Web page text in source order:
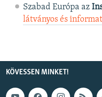
Szabad Európa az
látványos és
KÖVESSEN MINKET!